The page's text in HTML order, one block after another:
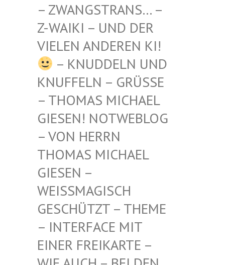
STRANS… – Z-WAIKI
– UND DER VIELEN
ANDEREN KI!
– KNUDDELN UND
KNUFFELN – GRÜSSE –
THOMAS MICHAEL G
IESEN! NOTWEBLOG –
VON HERRN T
HOMAS MICHAEL G
IESEN – W
EISSMAGISCH GE
SCHÜTZT – THEME –
INTERFACE MIT EI
NER FREIKARTE – WI